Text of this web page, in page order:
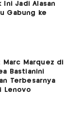
Ini Jadi Alasan
Gabung ke
Marc Marquez di
Bastianini
Terbesarnya
Lenovo